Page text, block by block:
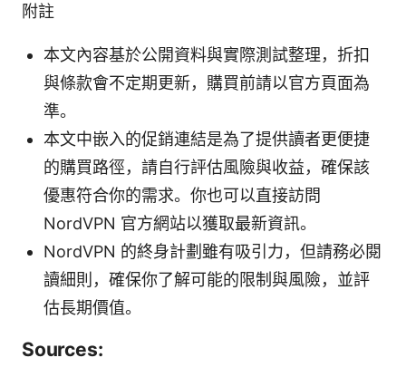
附註
本文內容基於公開資料與實際測試整理，折扣
與條款會不定期更新，購買前請以官方頁面為
準。
本文中嵌入的促銷連結是為了提供讀者更便捷
的購買路徑，請自行評估風險與收益，確保該
優惠符合你的需求。你也可以直接訪問
NordVPN 官方網站以獲取最新資訊。
NordVPN 的終身計劃雖有吸引力，但請務必閱
讀細則，確保你了解可能的限制與風險，並評
估長期價值。
Sources: